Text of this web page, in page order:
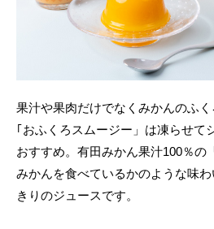
果汁や果肉だけでなくみかんのふ
｢おふくろスムージー」は凍らせて
おすすめ。有田みかん果汁100％の
みかんを食べているかのような味
きりのジュースです。